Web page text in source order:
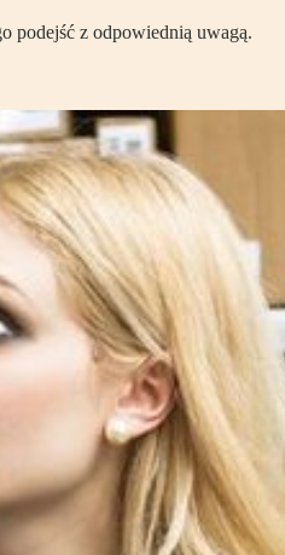
podejść z odpowiednią uwagą.